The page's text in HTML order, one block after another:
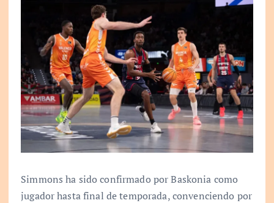
Simmons ha sido confirmado por Baskonia como
jugador hasta final de temporada, convenciendo por